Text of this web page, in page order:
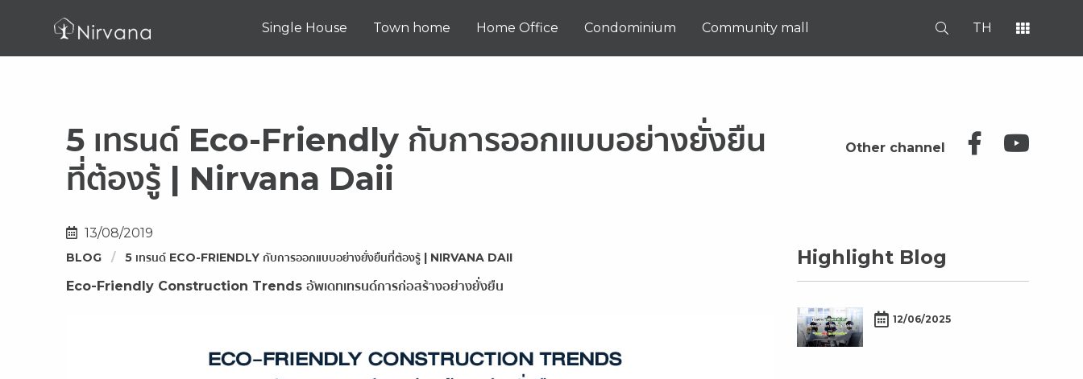
Single House Town home Home Office Condominium Community mall TH
5 เทรนด์ Eco-Friendly กับการออกแบบอย่างยั่งยืน
ที่ต้องรู้ | Nirvana Daii
Other channel
13/08/2019
BLOG 5 เทรนด์ ECO-FRIENDLY กับการออกแบบอย่างยั่งยืนที่ต้องรู้ | NIRVANA DAII
Eco-Friendly Construction Trends อัพเดทเทรนด์การก่อสร้างอย่างยั่งยืน
Highlight Blog
12/06/2025